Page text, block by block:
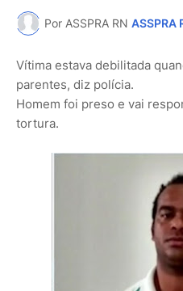
Por ASSPRA RN ASSPRA
Vítima estava debilitada
parentes, diz polícia.
Homem foi preso e vai
tortura.